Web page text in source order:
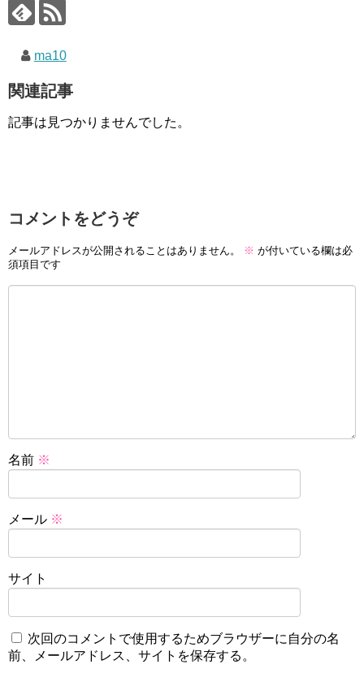
ma10
関連記事
記事は見つかりませんでした。
コメントをどうぞ
メールアドレスが公開されることはありません。 ※ が付いている欄は必
須項目です
名前 ※
メール ※
サイト
次回のコメントで使用するためブラウザーに自分の名
前、メールアドレス、サイトを保存する。